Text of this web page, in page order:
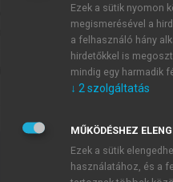
nincs különbség a
A szótagkezdetben
által uralt X-hez
A
Ezek a sütik nyomon
megismerésével a
a felhasználó hány
hirdetőkkel is
mindig egy harmadik
↓ 2 szolgáltatás
MŰKÖDÉSHEZ
Ezek a sütik
használatához, és a